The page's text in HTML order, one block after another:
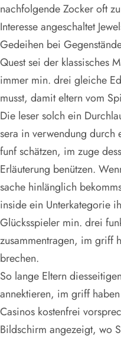
nachfolgende Zocker oft
Interesse angeschaltet
Gedeihen bei
Quest sei der klassisches
immer min. drei gleiche
musst, damit eltern vom
Die leser solch ein
sera in verwendung durch
funf schätzen, im zuge
Erläuterung benützen.
sache hinlänglich
inside ein Unterkategorie
Glücksspieler min. drei
zusammentragen, im griff
brechen.
So lange Eltern
annektieren, im griff
Casinos kostenfrei
Bildschirm angezeigt, wo